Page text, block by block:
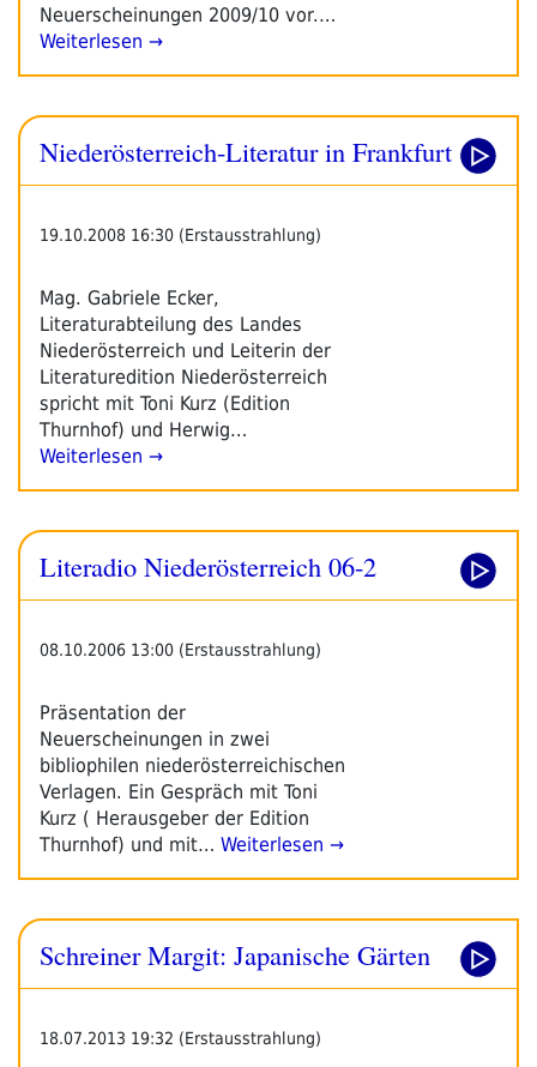
Neuerscheinungen 2009/10 vor.…
Weiterlesen →
Niederösterreich-Literatur in Frankfurt
19.10.2008 16:30 (Erstausstrahlung)
Mag. Gabriele Ecker,
Literaturabteilung des Landes
Niederösterreich und Leiterin der
Literaturedition Niederösterreich
spricht mit Toni Kurz (Edition
Thurnhof) und Herwig…
Weiterlesen →
Literadio Niederösterreich 06-2
08.10.2006 13:00 (Erstausstrahlung)
Präsentation der
Neuerscheinungen in zwei
bibliophilen niederösterreichischen
Verlagen. Ein Gespräch mit Toni
Kurz ( Herausgeber der Edition
Thurnhof) und mit… Weiterlesen →
Schreiner Margit: Japanische Gärten
18.07.2013 19:32 (Erstausstrahlung)